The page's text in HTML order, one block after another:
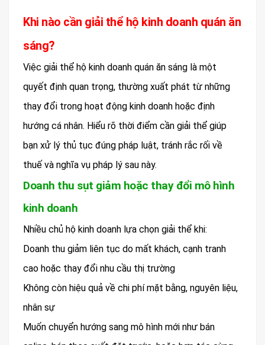
Khi nào cần giải thể hộ kinh doanh quán ăn
sáng?
Việc giải thể hộ kinh doanh quán ăn sáng là một
quyết định quan trọng, thường xuất phát từ những
thay đổi trong hoạt động kinh doanh hoặc định
hướng cá nhân. Hiểu rõ thời điểm cần giải thể giúp
bạn xử lý thủ tục đúng pháp luật, tránh rắc rối về
thuế và nghĩa vụ pháp lý sau này.
Doanh thu sụt giảm hoặc thay đổi mô hình
kinh doanh
Nhiều chủ hộ kinh doanh lựa chọn giải thể khi:
Doanh thu giảm liên tục do mất khách, cạnh tranh
cao hoặc thay đổi nhu cầu thị trường
Không còn hiệu quả về chi phí mặt bằng, nguyên liệu,
nhân sự
Muốn chuyển hướng sang mô hình mới như bán